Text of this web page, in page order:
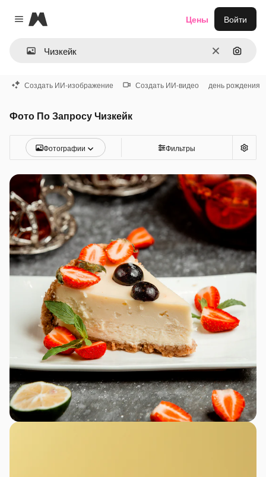
Close menu
Magnific
ОчиститьПоиск
Цены Войти
Создать ИИ-изображение Создать ИИ-видео день рождения
Фото По Запросу Чизкейк
Фотографии Фильтры